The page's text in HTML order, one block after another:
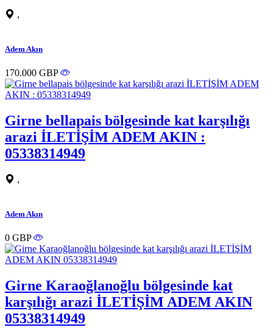
,
Adem Akın
170.000 GBP
Girne bellapais bölgesinde kat karşılığı
arazi İLETİŞİM ADEM AKIN :
05338314949
,
Adem Akın
0 GBP
Girne Karaoğlanoğlu bölgesinde kat
karşılığı arazi İLETİŞİM ADEM AKIN
05338314949